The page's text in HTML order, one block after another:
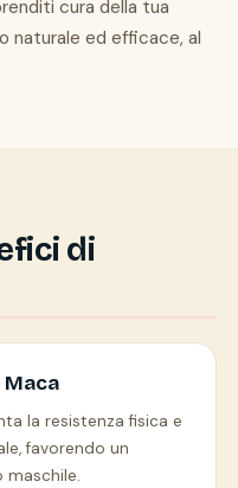
cura della tua
ed efficace, al
di
la resistenza fisica e
favorendo un
maschile.